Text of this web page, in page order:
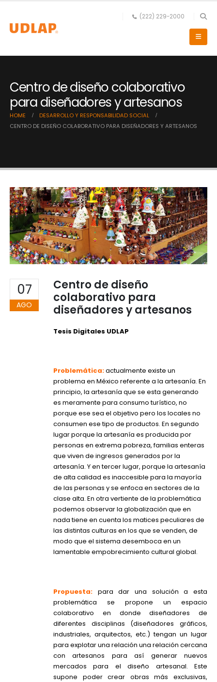
(222) 229-2000
Centro de diseño colaborativo
para diseñadores y artesanos
HOME
DESARROLLO Y RESPONSABILIDAD SOCIAL
CENTRO DE DISEÑO COLABORATIVO PARA DISEÑADORES Y ARTESANOS
07
AGO
Centro de diseño
colaborativo para
diseñadores y artesanos
Tesis Digitales UDLAP
Problemática:actualmente existe un
problema en México referente a la artesanía. En
principio, la artesanía que se esta generando
es meramente para consumo turístico, no
porque ese sea el objetivo pero los locales no
consumen ese tipo de productos. En segundo
lugar porque la artesanía es producida por
personas en extrema pobreza, familias enteras
que viven de ingresos generados por la
artesanía. Y en tercer lugar, porque la artesanía
de alta calidad es inaccesible para la mayoría
de las personas y se enfoca en sectores de la
clase alta. En otra vertiente de la problemática
podemos observar la globalización que en
nada tiene en cuenta los matices peculiares de
las distintas culturas en los que se venden, de
modo que el sistema desemboca en un
lamentable empobrecimiento cultural global.
Propuesta: para dar una solución a esta
problemática se propone un espacio
colaborativo en donde diseñadores de
diferentes disciplinas (diseñadores gráficos,
industriales, arquitectos, etc.) tengan un lugar
para explotar una relación una relación cercana
con artesanos para así generar nuevos
mercados para el diseño artesanal. Este
supone poder crear obras más exclusivas,